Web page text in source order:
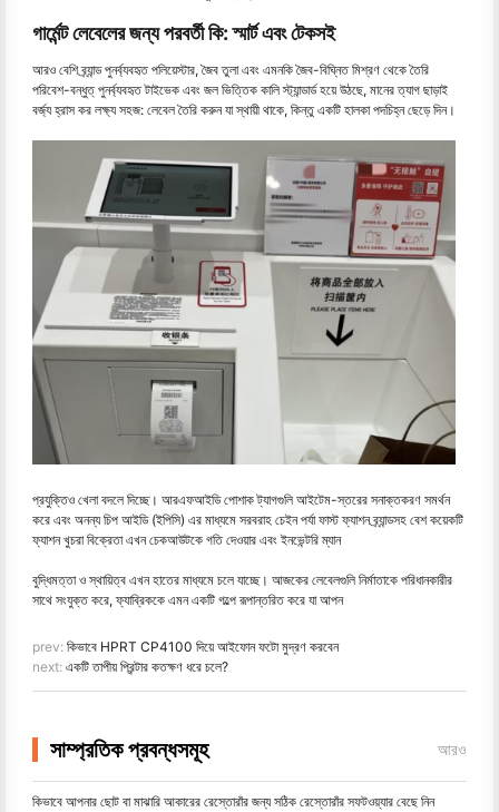
গার্মেন্ট লেবেলের জন্য পরবর্তী কি: স্মার্ট এবং টেকসই
আরও বেশি ব্র্যান্ড পুনর্ব্যবহৃত পলিয়েস্টার, জৈব তুলা এবং এমনকি জৈব-বিঘ্নিত মিশ্রণ থেকে তৈরি
পরিবেশ-বন্ধুত্ পুনর্ব্যবহৃত টাইভেক এবং জল ভিত্তিক কালি স্ট্যান্ডার্ড হয়ে উঠছে, মানের ত্যাগ ছাড়াই
বর্জ্য হ্রাস কর লক্ষ্য সহজ: লেবেল তৈরি করুন যা স্থায়ী থাকে, কিন্তু একটি হালকা পদচিহ্ন ছেড়ে দিন।
প্রযুক্তিও খেলা বদলে দিচ্ছে। আরএফআইডি পোশাক ট্যাগগুলি আইটেম-স্তরের সনাক্তকরণ সমর্থন
করে এবং অনন্য চিপ আইডি (ইপিসি) এর মাধ্যমে সরবরাহ চেইন পর্যা ফাস্ট ফ্যাশন ব্র্যান্ডসহ বেশ কয়েকটি
ফ্যাশন খুচরা বিক্রেতা এখন চেকআউটকে গতি দেওয়ার এবং ইনভেন্টরি ম্যান
বুদ্ধিমত্তা ও স্থায়িত্ব এখন হাতের মাধ্যমে চলে যাচ্ছে। আজকের লেবেলগুলি নির্মাতাকে পরিধানকারীর
সাথে সংযুক্ত করে, ফ্যাব্রিককে এমন একটি গল্পে রূপান্তরিত করে যা আপন
prev: কিভাবে HPRT CP4100 দিয়ে আইফোন ফটো মুদ্রণ করবেন
next: একটি তাপীয় প্রিন্টার কতক্ষণ ধরে চলে?
সাম্প্রতিক প্রবন্ধসমূহ আরও
কিভাবে আপনার ছোট বা মাঝারি আকারের রেস্তোরাঁর জন্য সঠিক রেস্তোরাঁর সফটওয়্যার বেছে নিন